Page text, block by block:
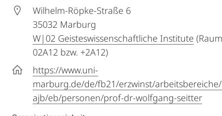
Wilhelm-Röpke-Straße 6
35032 Marburg
W|02 Geisteswissenschaftliche Institute
02A12 bzw. +2A12)
https://www.uni-
marburg.de/de/fb21/erzwinst/
ajb/eb/personen/prof-dr-wolfgang-seitter